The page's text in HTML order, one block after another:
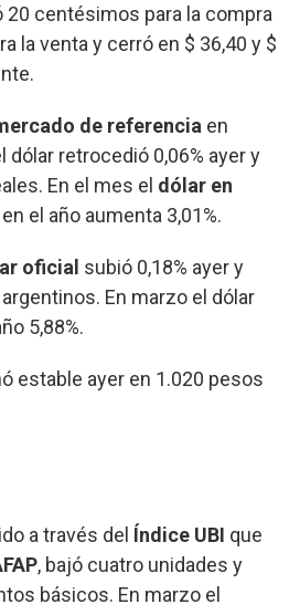
20 centésimos para la compra
la venta y cerró en $ 36,40 y $
de referencia en
dólar retrocedió 0,06% ayer y
En el mes el dólar en
el año aumenta 3,01%.
oficial subió 0,18% ayer y
En marzo el dólar
5,88%.
estable ayer en 1.020 pesos
a través del Índice UBI que
, bajó cuatro unidades y
básicos. En marzo el